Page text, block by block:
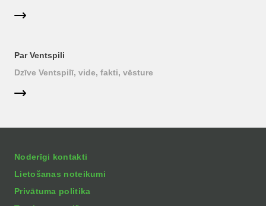
Par Ventspili
Dzīve Ventspilī, vide, fakti, vēsture
Noderīgi kontakti
Lietošanas noteikumi
Privātuma politika